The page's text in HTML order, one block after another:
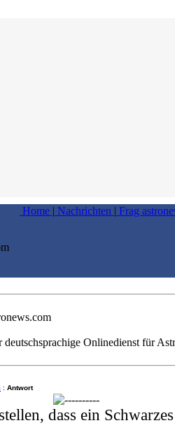
Home | Nachrichten | Frag
deutschsprachige Onlinedienst für
: Antwort
dass ein